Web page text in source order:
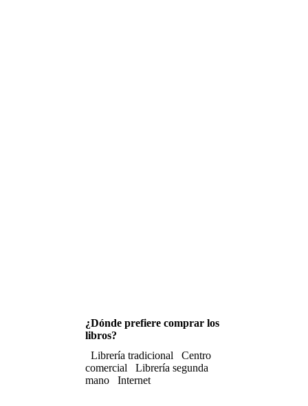
¿Dónde prefiere comprar los
libros?
Librería tradicional
Centro
comercial
Librería segunda
mano
Internet